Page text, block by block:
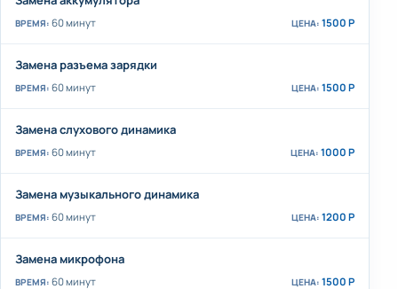
60 минут 1500 Р
Замена разъема зарядки
60 минут 1500 Р
Замена слухового динамика
60 минут 1000 Р
Замена музыкального динамика
60 минут 1200 Р
Замена микрофона
60 минут 1500 Р